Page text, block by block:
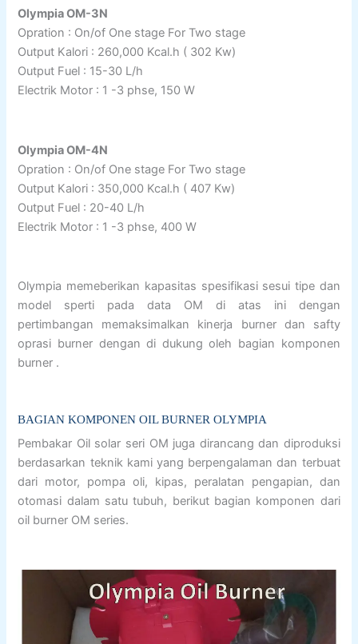
Olympia OM-3N
Opration : On/of One stage For Two stage
Output Kalori : 260,000 Kcal.h ( 302 Kw)
Output Fuel : 15-30 L/h
Electrik Motor : 1 -3 phse, 150 W
Olympia OM-4N
Opration : On/of One stage For Two stage
Output Kalori : 350,000 Kcal.h ( 407 Kw)
Output Fuel : 20-40 L/h
Electrik Motor : 1 -3 phse, 400 W
Olympia memeberikan kapasitas spesifikasi sesui tipe dan
model sperti pada data OM di atas ini dengan
pertimbangan memaksimalkan kinerja burner dan safty
oprasi burner dengan di dukung oleh bagian komponen
burner .
BAGIAN KOMPONEN OIL BURNER OLYMPIA
Pembakar Oil solar seri OM juga dirancang dan diproduksi
berdasarkan teknik kami yang berpengalaman dan terbuat
dari motor, pompa oli, kipas, peralatan pengapian, dan
otomasi dalam satu tubuh, berikut bagian komponen dari
oil burner OM series.